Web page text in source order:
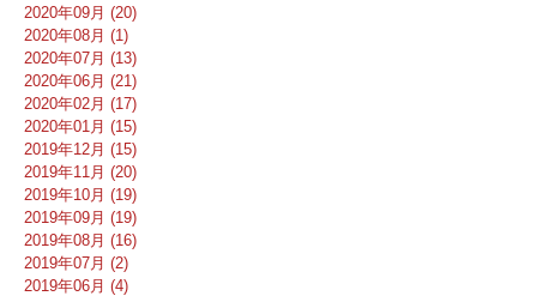
2020年09月 (20)
2020年08月 (1)
2020年07月 (13)
2020年06月 (21)
2020年02月 (17)
2020年01月 (15)
2019年12月 (15)
2019年11月 (20)
2019年10月 (19)
2019年09月 (19)
2019年08月 (16)
2019年07月 (2)
2019年06月 (4)